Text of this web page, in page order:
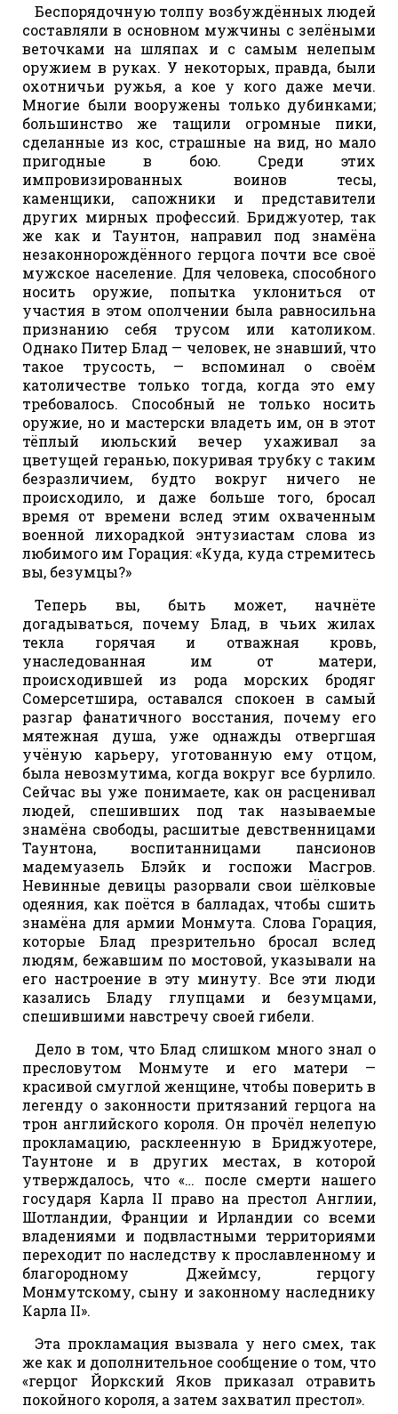
Беспорядочную толпу возбуждённых людей
составляли в основном мужчины с зелёными
веточками на шляпах и с самым нелепым
оружием в руках. У некоторых, правда, были
охотничьи ружья, а кое у кого даже мечи.
Многие были вооружены только дубинками;
большинство же тащили огромные пики,
сделанные из кос, страшные на вид, но мало
пригодные в бою. Среди этих
импровизированных воинов тесы,
каменщики, сапожники и представители
других мирных профессий. Бриджуотер, так
же как и Таунтон, направил под знамёна
незаконнорождённого герцога почти все своё
мужское население. Для человека, способного
носить оружие, попытка уклониться от
участия в этом ополчении была равносильна
признанию себя трусом или католиком.
Однако Питер Блад — человек, не знавший, что
такое трусость, — вспоминал о своём
католичестве только тогда, когда это ему
требовалось. Способный не только носить
оружие, но и мастерски владеть им, он в этот
тёплый июльский вечер ухаживал за
цветущей геранью, покуривая трубку с таким
безразличием, будто вокруг ничего не
происходило, и даже больше того, бросал
время от времени вслед этим охваченным
военной лихорадкой энтузиастам слова из
любимого им Горация: «Куда, куда стремитесь
вы, безумцы?»
Теперь вы, быть может, начнёте
догадываться, почему Блад, в чьих жилах
текла горячая и отважная кровь,
унаследованная им от матери,
происходившей из рода морских бродяг
Сомерсетшира, оставался спокоен в самый
разгар фанатичного восстания, почему его
мятежная душа, уже однажды отвергшая
учёную карьеру, уготованную ему отцом,
была невозмутима, когда вокруг все бурлило.
Сейчас вы уже понимаете, как он расценивал
людей, спешивших под так называемые
знамёна свободы, расшитые девственницами
Таунтона, воспитанницами пансионов
мадемуазель Блэйк и госпожи Масгров.
Невинные девицы разорвали свои шёлковые
одеяния, как поётся в балладах, чтобы сшить
знамёна для армии Монмута. Слова Горация,
которые Блад презрительно бросал вслед
людям, бежавшим по мостовой, указывали на
его настроение в эту минуту. Все эти люди
казались Бладу глупцами и безумцами,
спешившими навстречу своей гибели.
Дело в том, что Блад слишком много знал о
пресловутом Монмуте и его матери —
красивой смуглой женщине, чтобы поверить в
легенду о законности притязаний герцога на
трон английского короля. Он прочёл нелепую
прокламацию, расклеенную в Бриджуотере,
Таунтоне и в других местах, в которой
утверждалось, что «… после смерти нашего
государя Карла II право на престол Англии,
Шотландии, Франции и Ирландии со всеми
владениями и подвластными территориями
переходит по наследству к прославленному и
благородному Джеймсу, герцогу
Монмутскому, сыну и законному наследнику
Карла II».
Эта прокламация вызвала у него смех, так
же как и дополнительное сообщение о том, что
«герцог Йоркский Яков приказал отравить
покойного короля, а затем захватил престол».